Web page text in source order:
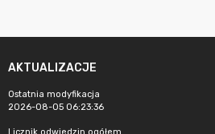
AKTUALIZACJE
Ostatnia modyfikacja
2026-08-05 06:23:36